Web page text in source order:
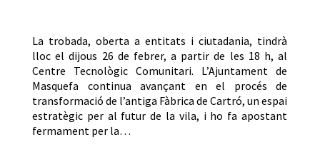
La trobada, oberta a entitats i ciutadania, tindrà
lloc el dijous 26 de febrer, a partir de les 18 h, al
Centre Tecnològic Comunitari. L’Ajuntament de
Masquefa continua avançant en el procés de
transformació de l’antiga Fàbrica de Cartró, un espai
estratègic per al futur de la vila, i ho fa apostant
fermament per la…